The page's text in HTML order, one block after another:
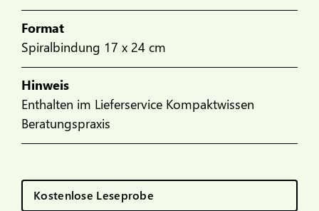
Format
Spiralbindung 17 x 24 cm
Hinweis
Enthalten im Lieferservice Kompaktwissen
Beratungspraxis
Kostenlose Leseprobe